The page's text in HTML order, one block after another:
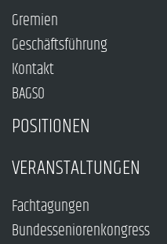
Gremien
Geschäftsführung
Kontakt
BAGSO
POSITIONEN
VERANSTALTUNGEN
Fachtagungen
Bundesseniorenkongress